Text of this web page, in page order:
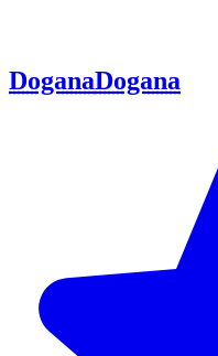
DoganaDogana